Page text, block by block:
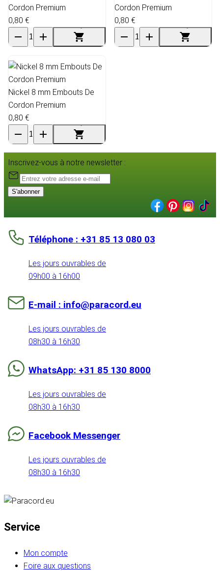
Cordon Premium
0,80 €
Cordon Premium
0,80 €
Nickel 8 mm Embouts De
Cordon Premium
0,80 €
Inscrivez-vous à notre newsletter :
S'abonner
Téléphone : +31 85 13 080 03
Les jours ouvrables de
09h00 à 16h00
E-mail : info@paracord.eu
Les jours ouvrables de
08h30 à 16h30
WhatsApp: +31 85 130 8000
Les jours ouvrables de
08h30 à 16h30
Facebook Messenger
Les jours ouvrables de
08h30 à 16h30
Service
Mon compte
Foire aux questions